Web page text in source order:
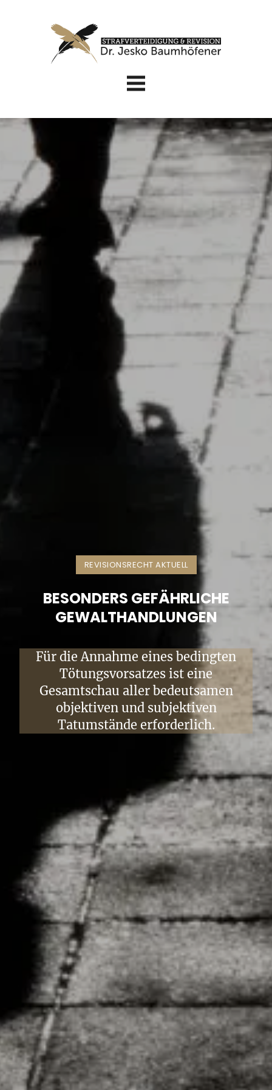
BESONDERS GEFÄHRLICHE
GEWALTHANDLUNGEN
Für die Annahme eines bedingten
Tötungsvorsatzes ist eine
Gesamtschau aller bedeutsamen
objektiven und subjektiven
Tatumstände erforderlich.
REVISIONSRECHT AKTUELL